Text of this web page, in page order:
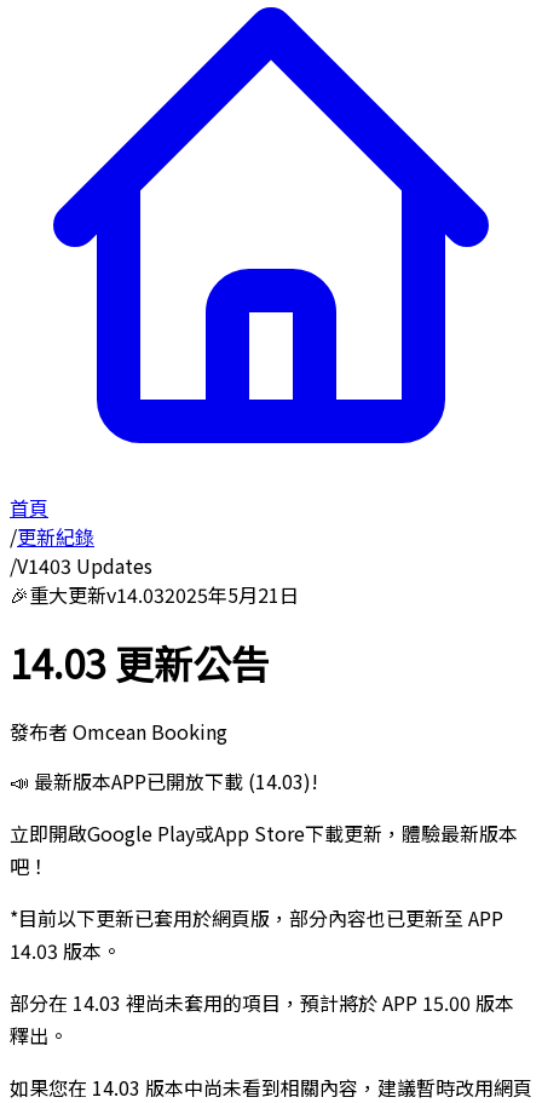
首頁
/更新紀錄
/V1403 Updates
🎉重大更新v14.032025年5月21日
14.03 更新公告
發布者Omcean Booking
📣 最新版本APP已開放下載 (14.03)!
立即開啟Google Play或App Store下載更新，體驗最新版本
吧！
*目前以下更新已套用於網頁版，部分內容也已更新至 APP
14.03 版本。
部分在 14.03 裡尚未套用的項目，預計將於 APP 15.00 版本
釋出。
如果您在 14.03 版本中尚未看到相關內容，建議暫時改用網頁